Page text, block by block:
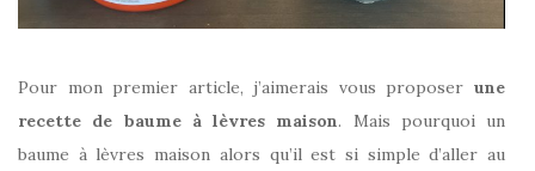
Pour mon premier article, j’aimerais vous proposer une
recette de baume à lèvres maison. Mais pourquoi un
baume à lèvres maison alors qu’il est si simple d’aller au